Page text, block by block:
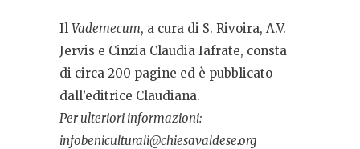
Il Vademecum, a cura di S. Rivoira, A.V.
Jervis e Cinzia Claudia Iafrate, consta
di circa 200 pagine ed è pubblicato
dall’editrice Claudiana.
Per ulteriori informazioni:
infobeniculturali@chiesavaldese.org